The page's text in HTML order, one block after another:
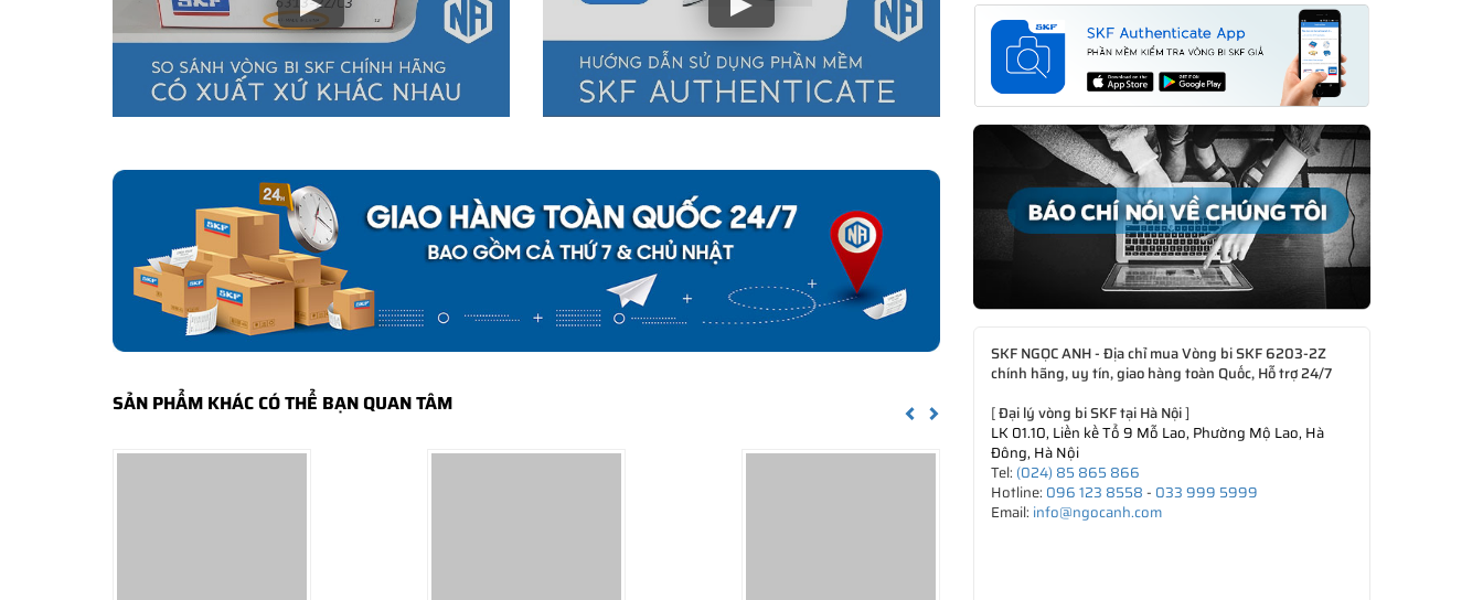
NGOCANH.COM là Đại lý uỷ quyền của SKF tại Việt Nam
. Tất cả các sản phẩm vòng bi bạc đạn SKF được chúng tôi bán ra
đều là sản phẩm chính hãng. Chúng tôi có đầy đủ tính pháp lý của một Đại lý uỷ quyền SKF tại Việt Nam và cam kếtđền
tiền gấp 500 lần giá trị đơn hàngnếu Khách hàng phát hiện ra hàng giả, hàng nhái SKF từ hệ thống của NGOCANH.COM
SẢN PHẨM KHÁC CÓ THỂ BẠN QUAN TÂM Previous
SKF NGỌC ANH - Địa chỉ mua Vòng bi SKF 6203-2Z
chính hãng, uy tín, giao hàng toàn Quốc, Hỗ trợ 24/7
[Đại lý vòng bi SKF tại Hà Nội]
LK 01.10, Liền kề Tổ 9 Mỗ Lao, Phường Mộ Lao, Hà
Đông, Hà Nội
Tel: (024) 85 865 866
Hotline: 096 123 8558- 033 999 5999
Email: info@ngocanh.com